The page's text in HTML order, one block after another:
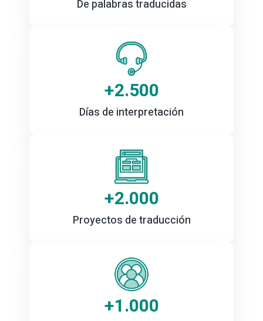
De palabras traducidas
Días de interpretación
+2.500
Proyectos de traducción
+2.000
+1.000